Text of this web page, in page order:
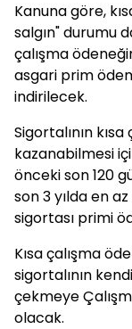
Kanuna göre,
salgın" durumu
çalışma
asgari prim
indirilecek.
Sigortalının
kazanabilmesi
önceki son 120
son 3 yılda en
sigortası primi
Kısa çalışma
sigortalının
çekmeye
olacak.